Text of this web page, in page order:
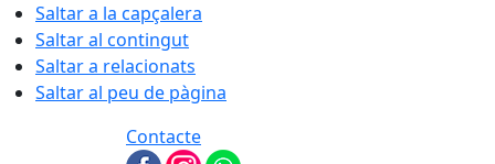
Saltar a la capçalera
Saltar al contingut
Saltar a relacionats
Saltar al peu de pàgina
Contacte